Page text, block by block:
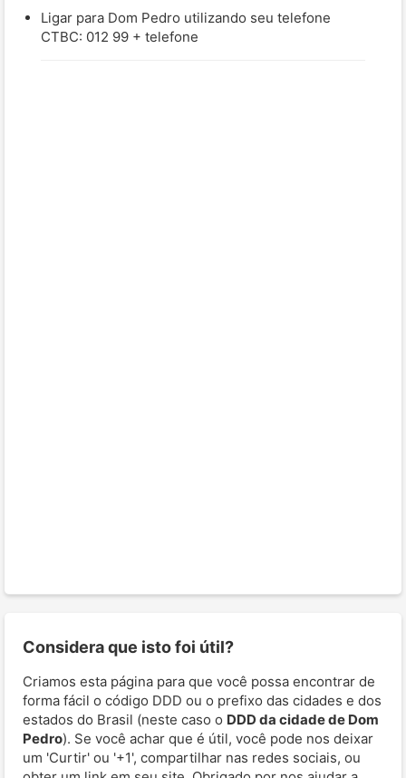
Ligar para Dom Pedro utilizando seu telefone
CTBC: 012 99 + telefone
Considera que isto foi útil?
Criamos esta página para que você possa encontrar de
forma fácil o código DDD ou o prefixo das cidades e dos
estados do Brasil (neste caso o DDD da cidade de Dom
Pedro). Se você achar que é útil, você pode nos deixar
um 'Curtir' ou '+1', compartilhar nas redes sociais, ou